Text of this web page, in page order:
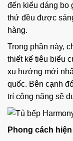
đến kiểu dáng bo
thứ đều được
hàng.
Trong phần này,
thiết kế tiêu biểu
xu hướng mới
quốc. Bên cạnh
trí công năng sẽ
Phong cách